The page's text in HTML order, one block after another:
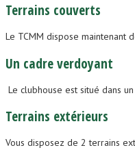
Terrains couverts
Le TCMM dispose maintenant
Un cadreverdoyant
Le clubhouse est situé dans
Terrains extérieurs
Vous disposez de 2 terrains